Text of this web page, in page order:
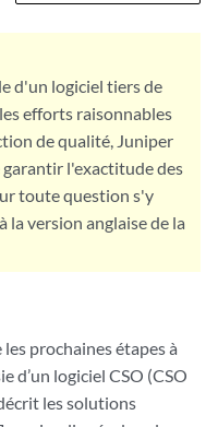
d'un logiciel tiers de
efforts raisonnables
de qualité, Juniper
garantir l'exactitude des
toute question s'y
version anglaise de la
prochaines étapes à
d’un logiciel CSO (CSO
les solutions